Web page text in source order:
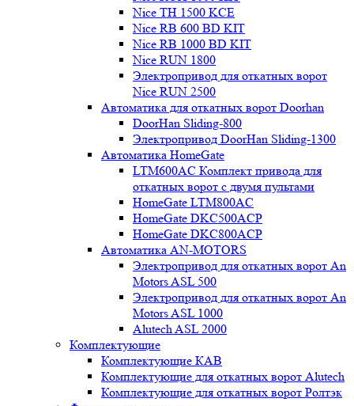
Nice TH 1500 KCE
Nice RB 600 BD KIT
Nice RB 1000 BD KIT
Nice RUN 1800
Электропривод для откатных ворот
Nice RUN 2500
Автоматика для откатных ворот Doorhan
DoorHan Sliding-800
Электропривод DoorHan Sliding-1300
Автоматика HomeGate
LTM600AC Комплект привода для
откатных ворот с двумя пультами
HomeGate LTM800AC
HomeGate DKC500ACP
HomeGate DKC800ACP
Автоматика AN-MOTORS
Электропривод для откатных ворот An
Motors ASL 500
Электропривод для откатных ворот An
Motors ASL 1000
Alutech ASL 2000
Комплектующие
Комплектующие КАВ
Комплектующие для откатных ворот Alutech
Комплектующие для откатных ворот Ролтэк